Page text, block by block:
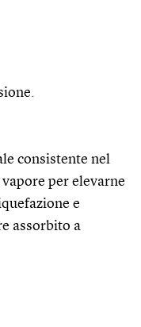
consistente nel
per elevarne
e
assorbito a